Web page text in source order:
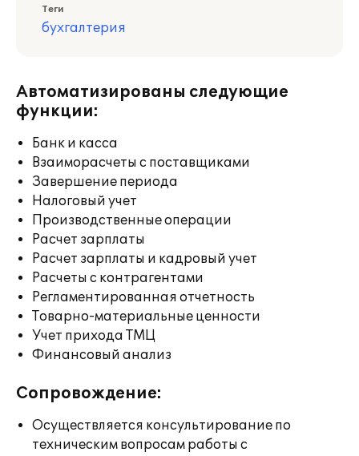
Теги
бухгалтерия
Автоматизированы следующие
функции:
Банк и касса
Взаиморасчеты с поставщиками
Завершение периода
Налоговый учет
Производственные операции
Расчет зарплаты
Расчет зарплаты и кадровый учет
Расчеты с контрагентами
Регламентированная отчетность
Товарно-материальные ценности
Учет прихода ТМЦ
Финансовый анализ
Сопровождение:
Осуществляется консультирование по
техническим вопросам работы с